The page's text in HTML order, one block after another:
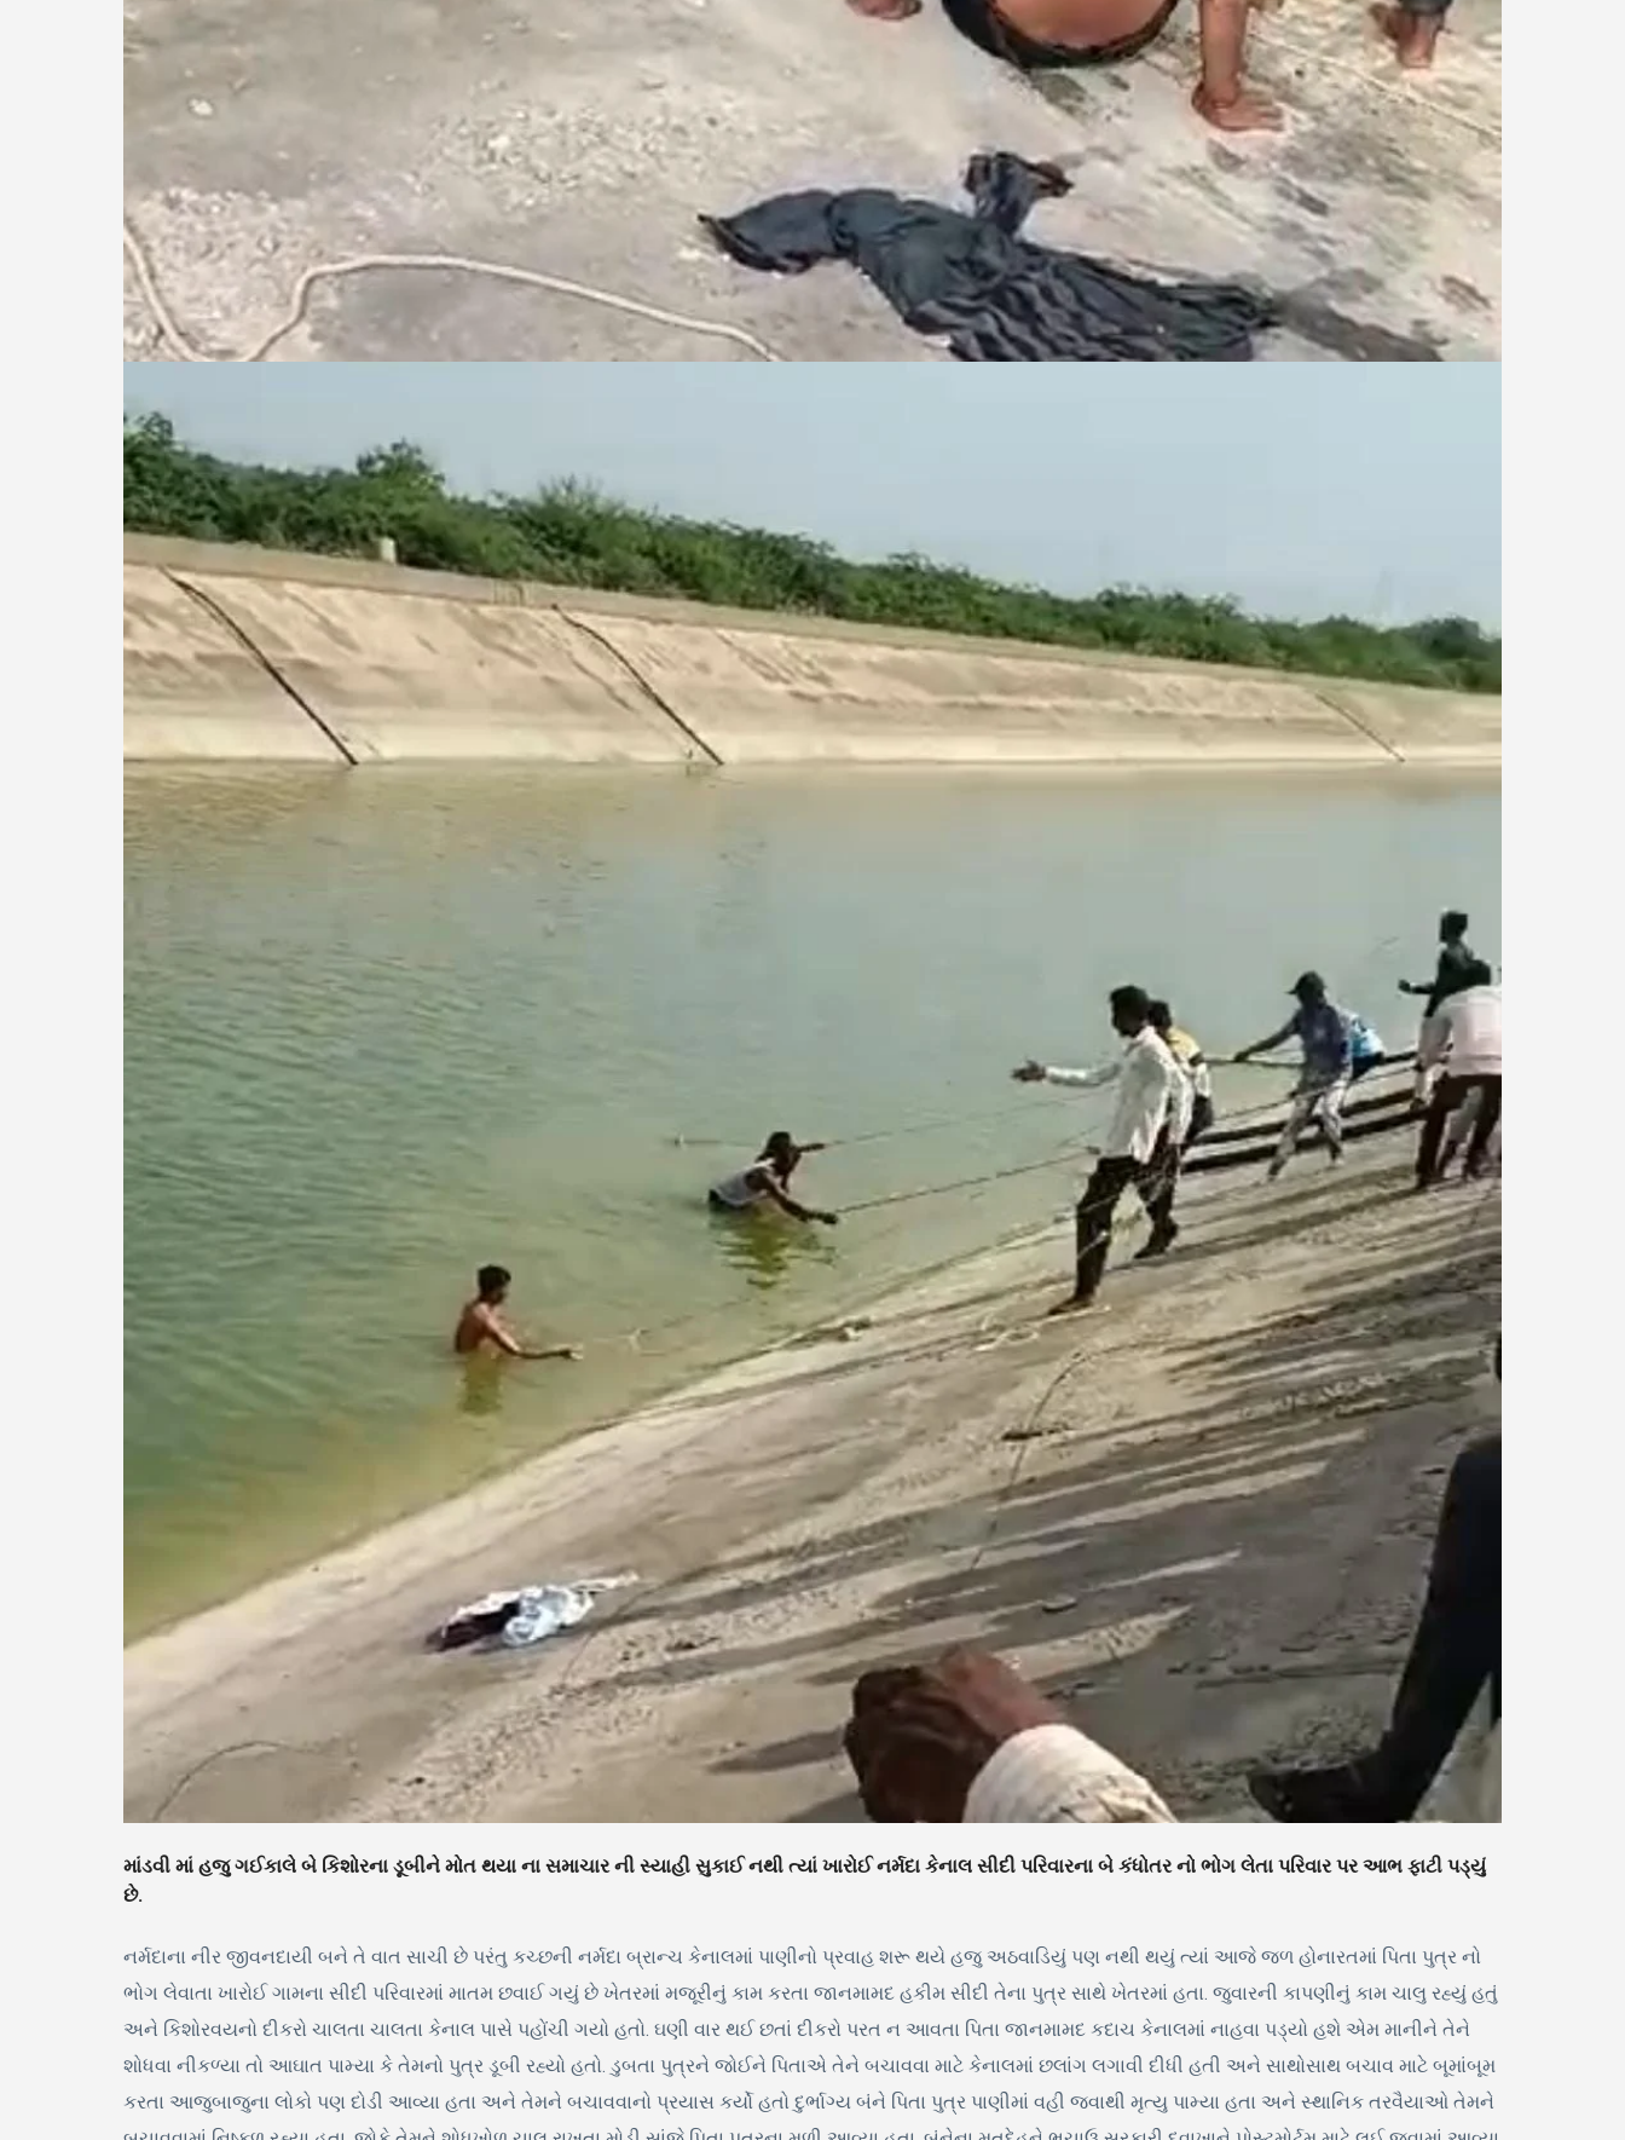
માંડવી માં હજુ ગઈકાલે બે કિશોરના ડૂબીને મોત થયા ના સમાચાર ની સ્યાહી સુકાઈ નથી ત્યાં ખારોઈ નર્મદા કેનાલ સીદી પરિવારના બે કંધોતર નો ભોગ લેતા પરિવાર પર આભ ફાટી પડ્યું
છે.
નર્મદાના નીર જીવનદાયી બને તે વાત સાચી છે પરંતુ કચ્છની નર્મદા બ્રાન્ચ કેનાલમાં પાણીનો પ્રવાહ શરૂ થયે હજુ અઠવાડિયું પણ નથી થયું ત્યાં આજે જળ હોનારતમાં પિતા પુત્ર નો
ભોગ લેવાતા ખારોઈ ગામના સીદી પરિવારમાં માતમ છવાઈ ગયું છે ખેતરમાં મજૂરીનું કામ કરતા જાનમામદ હકીમ સીદી તેના પુત્ર સાથે ખેતરમાં હતા. જુવારની કાપણીનું કામ ચાલુ રહ્યું હતું
અને કિશોરવયનો દીકરો ચાલતા ચાલતા કેનાલ પાસે પહોંચી ગયો હતો. ઘણી વાર થઈ છતાં દીકરો પરત ન આવતા પિતા જાનમામદ કદાચ કેનાલમાં નાહવા પડ્યો હશે એમ માનીને તેને
શોધવા નીકળ્યા તો આઘાત પામ્યા કે તેમનો પુત્ર ડૂબી રહ્યો હતો. ડુબતા પુત્રને જોઈને પિતાએ તેને બચાવવા માટે કેનાલમાં છલાંગ લગાવી દીધી હતી અને સાથોસાથ બચાવ માટે બૂમાંબૂમ
કરતા આજુબાજુના લોકો પણ દોડી આવ્યા હતા અને તેમને બચાવવાનો પ્રયાસ કર્યો હતો દુર્ભાગ્ય બંને પિતા પુત્ર પાણીમાં વહી જવાથી મૃત્યુ પામ્યા હતા અને સ્થાનિક તરવૈયાઓ તેમને